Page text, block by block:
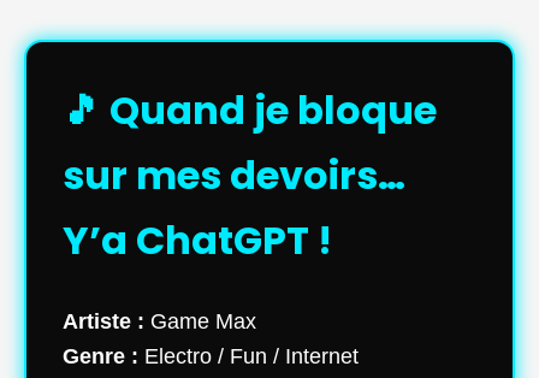
🎵 Quand je bloque
sur mes devoirs…
Y’a ChatGPT !
Artiste : Game Max
Genre : Electro / Fun / Internet